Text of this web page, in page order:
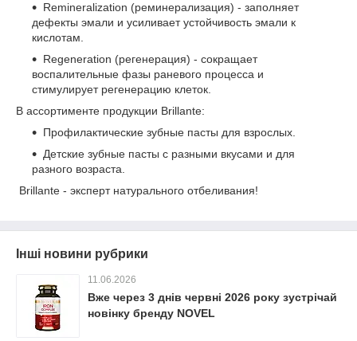
Remineralization (реминерализация) - заполняет
дефекты эмали и усиливает устойчивость эмали к
кислотам.
Regeneration (регенерация) - сокращает
воспалительные фазы раневого процесса и
стимулирует регенерацию клеток.
В ассортименте продукции Brillante:
Профилактические зубные пасты для взрослых.
Детские зубные пасты с разными вкусами и для
разного возраста.
Brillante - эксперт натурального отбеливания!
Інші новини рубрики
11.06.2026
Вже через 3 днів червні 2026 року зустрічай
новінку бренду NOVEL